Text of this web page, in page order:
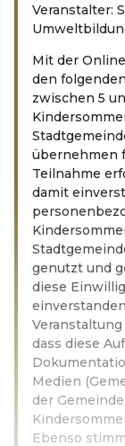
Veranstalter:
Mit der
den
zwischen 5
übernehmen
Teilnahme
damit
genutzt und
diese
dass diese
Medien
der
Ebenso